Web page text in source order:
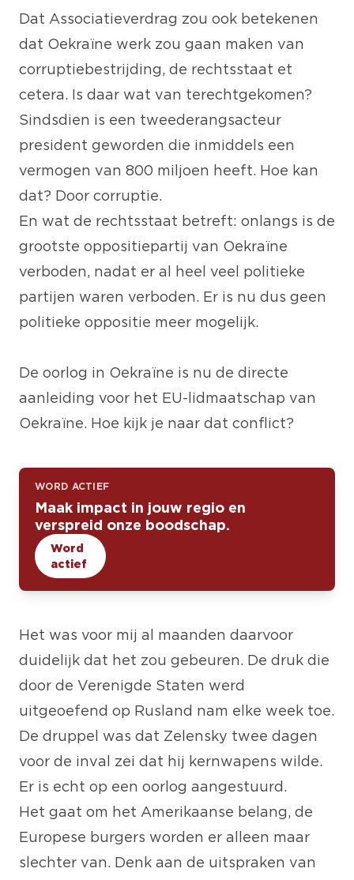
Dat Associatieverdrag zou ook betekenen
dat Oekraïne werk zou gaan maken van
corruptiebestrijding, de rechtsstaat et
cetera. Is daar wat van terechtgekomen?
Sindsdien is een tweederangsacteur
president geworden die inmiddels een
vermogen van 800 miljoen heeft. Hoe kan
dat? Door corruptie.
En wat de rechtsstaat betreft: onlangs is de
grootste oppositiepartij van Oekraïne
verboden, nadat er al heel veel politieke
partijen waren verboden. Er is nu dus geen
politieke oppositie meer mogelijk.
De oorlog in Oekraïne is nu de directe
aanleiding voor het EU-lidmaatschap van
Oekraïne. Hoe kijk je naar dat conflict?
WORD ACTIEF
Maak impact in jouw regio en
verspreid onze boodschap.
Word
actief
Het was voor mij al maanden daarvoor
duidelijk dat het zou gebeuren. De druk die
door de Verenigde Staten werd
uitgeoefend op Rusland nam elke week toe.
De druppel was dat Zelensky twee dagen
voor de inval zei dat hij kernwapens wilde.
Er is echt op een oorlog aangestuurd.
Het gaat om het Amerikaanse belang, de
Europese burgers worden er alleen maar
slechter van. Denk aan de uitspraken van